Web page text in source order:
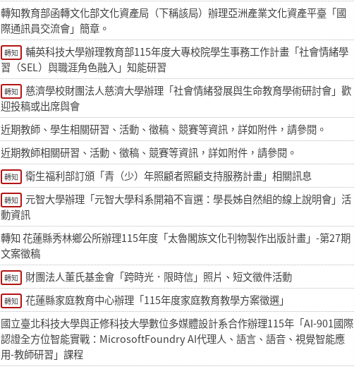
轉知教育部函轉文化部文化資產局（下稱該局）辦理亞洲產業文化資產平臺「國
際通訊員交流會」簡章。
轉知
輔英科技大學辦理教育部115年度大專校院學生事務工作計畫「社會情緒學
習（SEL）與職涯角色融入」知能研習
轉知
慈濟學校財團法人慈濟大學辦理「社會情緒發展與生命教育學術研討會」歡
迎投稿或出席與會
近期教師、學生相關研習、活動、徵稿、競賽等資訊，詳如附件，請參閱。
近期教師相關研習、活動、徵稿、競賽等資訊，詳如附件，請參閱。
轉知 衛生福利部訂頒「青（少）年照顧者照顧支持服務計畫」相關訊息
轉知
元智大學辦理「元智大學科系開箱不盲選：學長姊自然組的線上說明會」活
動資訊
轉知 花蓮縣秀林鄉公所辦理115年度「太魯閣族文化刊物製作出版計畫」-第27期
文案徵稿
轉知 財團法人董氏基金會「跨時光．限時信」照片、短文徵件活動
轉知 花蓮縣家庭教育中心辦理「115年度家庭教育教學方案徵選」
國立臺北科技大學與正修科技大學數位多媒體設計系合作辦理115年「AI-901國際
認證全方位智能實戰：MicrosoftFoundry AI代理人、語言、語音、視覺智能應
用-教師研習」課程